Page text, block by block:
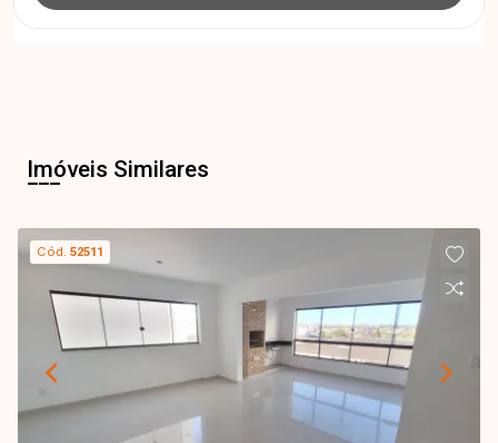
Imóveis Similares
Cód.52511